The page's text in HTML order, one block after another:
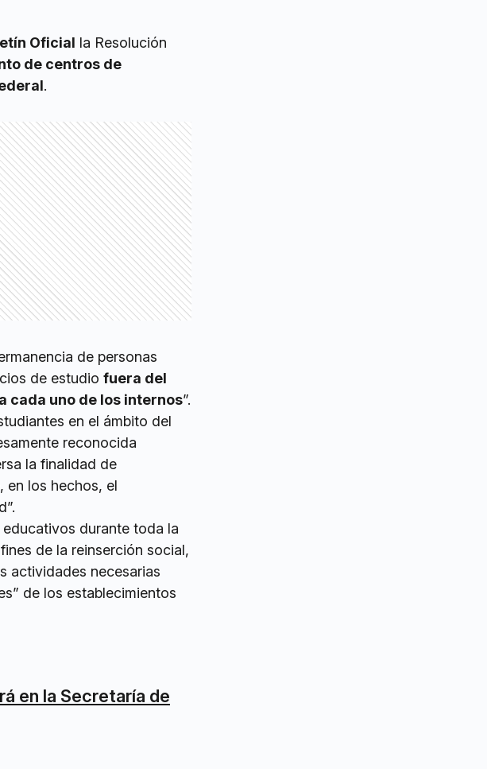
Oficial la Resolución
de centros de
.
de personas
de estudio fuera del
cada uno de los internos”.
en el ámbito del
reconocida
la finalidad de
en los hechos, el
durante toda la
de la reinserción social,
actividades necesarias
de los establecimientos
en la Secretaría de